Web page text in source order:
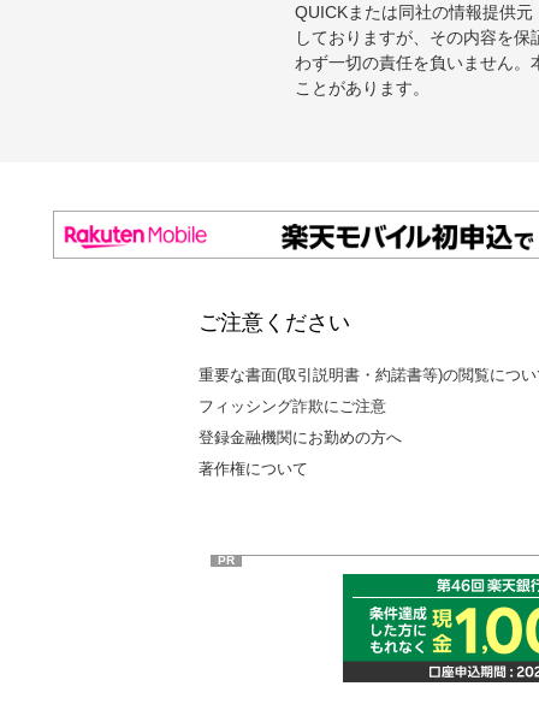
QUICKまたは同社の情報提供
しておりますが、その内容を
わず一切の責任を負いません
ことがあります。
ご注意ください
重要な書面(取引説明書・約諾書等)の閲覧につ
フィッシング詐欺にご注意
登録金融機関にお勤めの方へ
著作権について
PR